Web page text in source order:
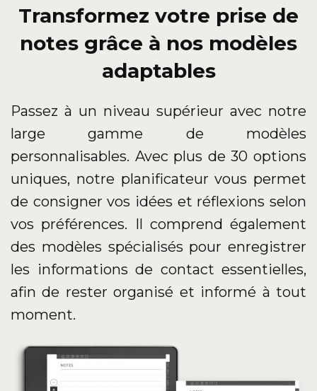
Transformez votre prise de
notes grâce à nos modèles
adaptables
Passez à un niveau supérieur avec notre
large gamme de modèles
personnalisables. Avec plus de 30 options
uniques, notre planificateur vous permet
de consigner vos idées et réflexions selon
vos préférences. Il comprend également
des modèles spécialisés pour enregistrer
les informations de contact essentielles,
afin de rester organisé et informé à tout
moment.